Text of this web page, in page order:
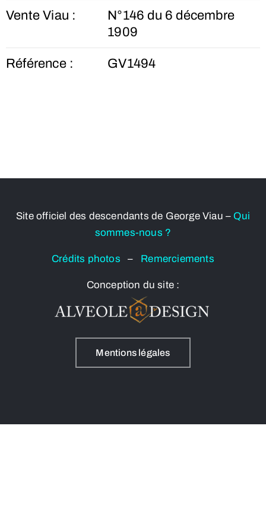
Vente Viau :
N°146 du 6 décembre
1909
Référence : GV1494
Site officiel des descendants de George Viau – Qui
sommes-nous ?
Crédits photos– Remerciements
Conception du site :
Mentions légales